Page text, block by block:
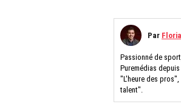
Par
Passionné de
Puremédias
"L'heure des
talent".